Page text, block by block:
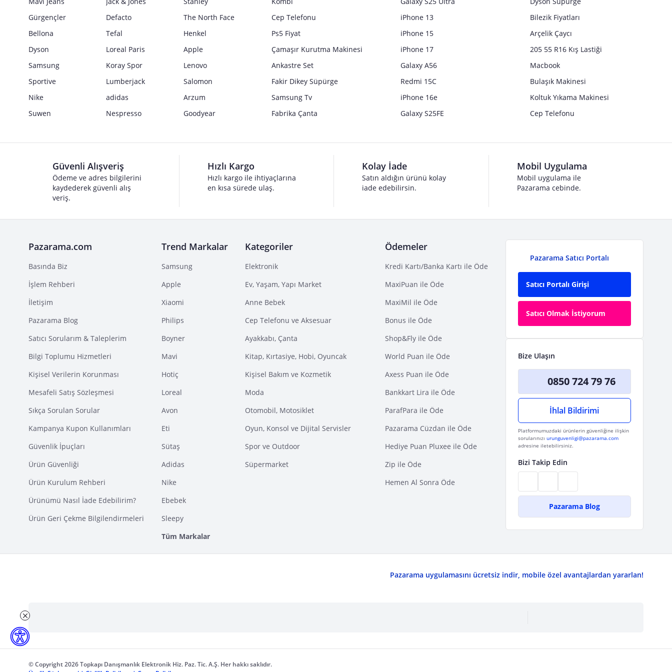
Gürgençler
Defacto
The North Face
Bellona
Tefal
Henkel
Dyson
Loreal Paris
Apple
Samsung
Koray Spor
Lenovo
Sportive
Lumberjack
Salomon
Nike
adidas
Arzum
Suwen
Nespresso Goodyear
Cep Telefonu
Ps5 Fiyat
Çamaşır Kurutma Makinesi
Ankastre Set
Fakir Dikey Süpürge
Samsung Tv
Fabrika Çanta
iPhone 13
iPhone 15
iPhone 17
Galaxy A56
Redmi 15C
iPhone 16e
Galaxy S25FE
Bilezik Fiyatları
Arçelik Çaycı
205 55 R16 Kış Lastiği
Macbook
Bulaşık Makinesi
Koltuk Yıkama Makinesi
Cep Telefonu
Güvenli Alışveriş
Ödeme ve adres bilgilerini
kaydederek güvenli alış
veriş.
Hızlı Kargo
Hızlı kargo ile ihtiyaçlarına
en kısa sürede ulaş.
Kolay İade
Satın aldığın ürünü kolay
iade edebilirsin.
Mobil Uygulama
Mobil uygulama ile
Pazarama cebinde.
Pazarama.com
Basında Biz
İşlem Rehberi
İletişim
Pazarama Blog
Satıcı Sorularım & Taleplerim
Bilgi Toplumu Hizmetleri
Kişisel Verilerin Korunması
Mesafeli Satış Sözleşmesi
Sıkça Sorulan Sorular
Kampanya Kupon Kullanımları
Güvenlik İpuçları
Ürün Güvenliği
Ürün Kurulum Rehberi
Ürünümü Nasıl İade Edebilirim?
Ürün Geri Çekme Bilgilendirmeleri
Trend Markalar
Samsung
Apple
Xiaomi
Philips
Boyner
Mavi
Hotiç
Loreal
Avon
Eti
Sütaş
Adidas
Nike
Ebebek
Sleepy
Tüm Markalar
Kategoriler
Elektronik
Ev, Yaşam, Yapı Market
Anne Bebek
Cep Telefonu ve Aksesuar
Ayakkabı, Çanta
Kitap, Kırtasiye, Hobi, Oyuncak
Kişisel Bakım ve Kozmetik
Moda
Otomobil, Motosiklet
Oyun, Konsol ve Dijital Servisler
Spor ve Outdoor
Süpermarket
Ödemeler
Kredi Kartı/Banka Kartı ile Öde
MaxiPuan ile Öde
MaxiMil ile Öde
Bonus ile Öde
Shop&Fly ile Öde
World Puan ile Öde
Axess Puan ile Öde
Bankkart Lira ile Öde
ParafPara ile Öde
Pazarama Cüzdan ile Öde
Hediye Puan Pluxee ile Öde
Zip ile Öde
Hemen Al Sonra Öde
Pazarama Satıcı Portalı
Satıcı Portalı Girişi
Satıcı Olmak İstiyorum
Bize Ulaşın
0850 724 79 76
İhlal Bildirimi
Platformumuzdaki ürünlerin güvenliğine ilişkin
sorularınızı urunguvenligi@pazarama.com
adresine iletebilirsiniz.
Bizi Takip Edin
Pazarama Blog
Pazarama uygulamasını ücretsiz indir, mobile özel avantajlardan yararlan!
© Copyright 2026 Topkapı Danışmanlık Elektronik Hiz. Paz. Tic. A.Ş. Her hakkı saklıdır.